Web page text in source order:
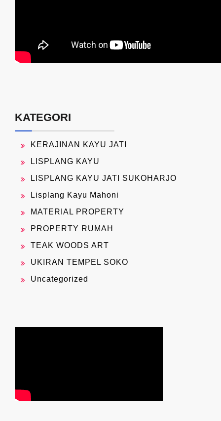
KATEGORI
KERAJINAN KAYU JATI
LISPLANG KAYU
LISPLANG KAYU JATI SUKOHARJO
Lisplang Kayu Mahoni
MATERIAL PROPERTY
PROPERTY RUMAH
TEAK WOODS ART
UKIRAN TEMPEL SOKO
Uncategorized